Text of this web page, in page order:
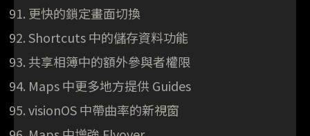
更快的鎖定畫面切換
Shortcuts 中的儲存資料功能
共享相簿中的額外參與者權限
Maps 中更多地方提供 Guides
visionOS 中帶曲率的新視窗